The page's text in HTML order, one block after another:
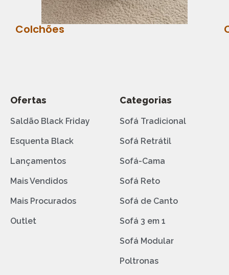
Colchões
Ofertas
Saldão Black Friday
Esquenta Black
Lançamentos
Mais Vendidos
Mais Procurados
Outlet
Categorias
Sofá Tradicional
Sofá Retrátil
Sofá-Cama
Sofá Reto
Sofá de Canto
Sofá 3 em 1
Sofá Modular
Poltronas